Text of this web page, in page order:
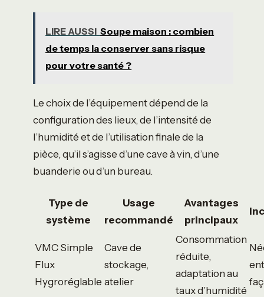
LIRE AUSSI Soupe maison : combien
de temps la conserver sans risque
pour votre santé ?
Le choix de l’équipement dépend de la
configuration des lieux, de l’intensité de
l’humidité et de l’utilisation finale de la
pièce, qu’il s’agisse d’une cave à vin, d’une
buanderie ou d’un bureau.
Type de
système
Usage
recommandé
Avantages
principaux
VMC Simple
Flux
Hygroréglable
Cave de
stockage,
atelier
Consommation
réduite,
adaptation au
taux d’humidité